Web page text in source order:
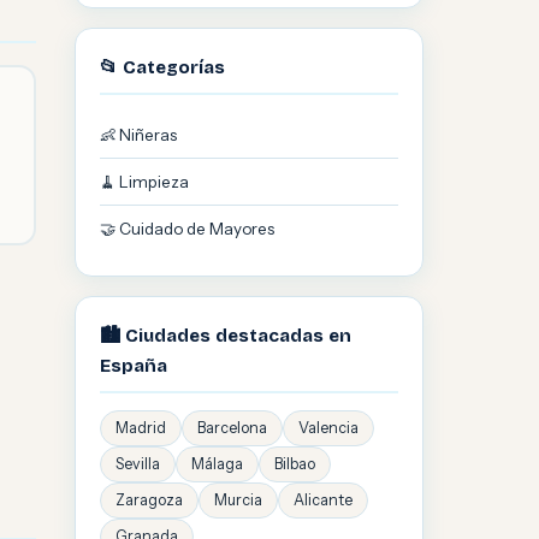
📂 Categorías
👶 Niñeras
🧹 Limpieza
🤝 Cuidado de Mayores
🏙️ Ciudades destacadas en
España
Madrid Barcelona
Valencia
Sevilla
Málaga
Bilbao
Zaragoza
Murcia
Alicante